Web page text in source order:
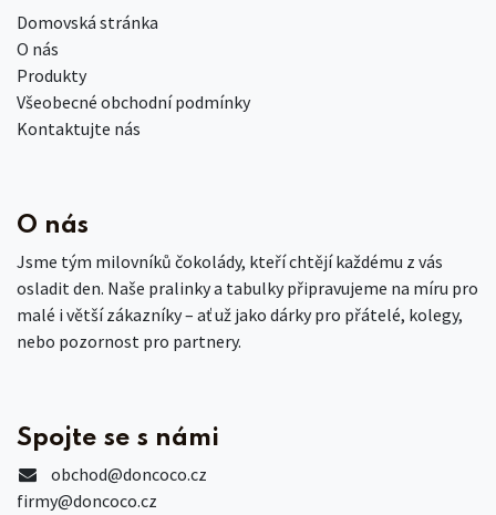
Domovská stránka
O nás
Produkty
Všeobecné obchodní podmínky
Kontaktujte nás
O nás
Jsme tým milovníků čokolády, kteří chtějí každému z vás
osladit den. Naše pralinky a tabulky připravujeme na míru pro
malé i větší zákazníky – ať už jako dárky pro přátelé, kolegy,
nebo pozornost pro partnery.
Spojte se s námi
obchod@doncoco.cz
firmy@doncoco.cz